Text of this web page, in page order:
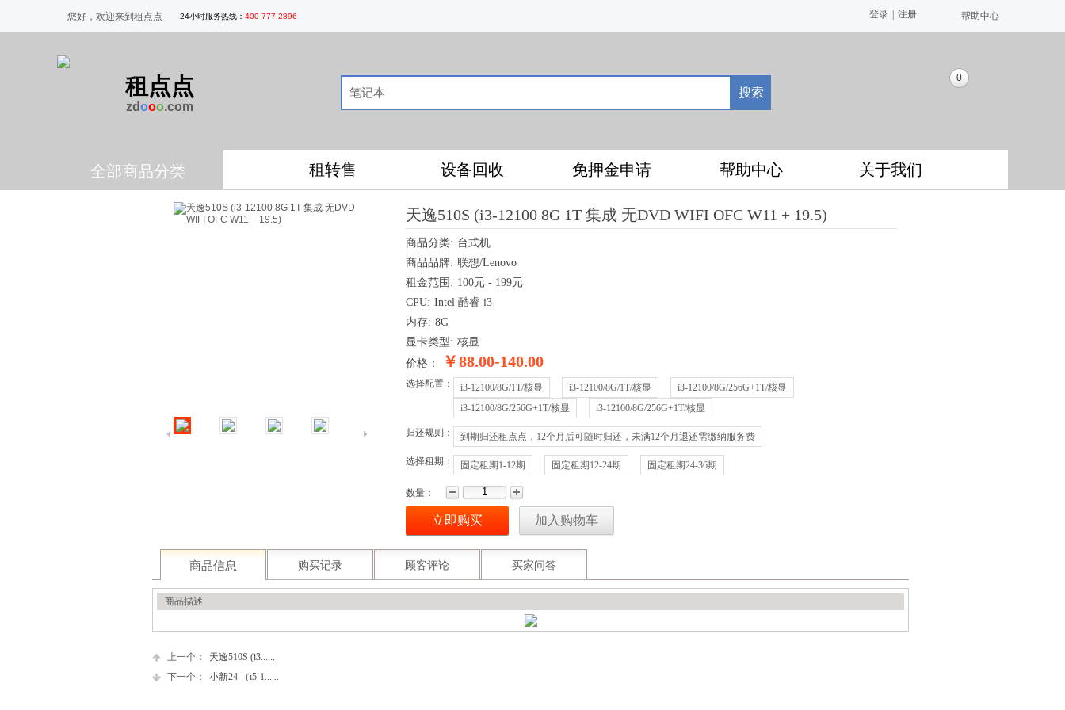
登录 注册
您好，欢迎来到租点点 帮助中心
24小时服务热线 ： 400-777-2896
租点点
zdooo.com
0
搜索
租转售 设备回收 免押金申请 帮助中心 关于我们
全部商品分类
天逸510S (i3-12100 8G 1T 集成 无DVD WIFI OFC W11 + 19.5)
商品分类: 台式机
商品品牌: 联想/Lenovo
租金范围: 100元 - 199元
CPU: Intel 酷睿 i3
内存: 8G
显卡类型: 核显
价格：
￥88.00-140.00
选择配置： i3-12100/8G/1T/核显 i3-12100/8G/1T/核显
i3-12100/8G/256G+1T/核显
i3-12100/8G/256G+1T/核显
i3-12100/8G/256G+1T/核显
归还规则： 到期归还租点点，12个月后可随时归还，未满12个月退还需缴纳服务费
选择租期： 固定租期1-12期 固定租期12-24期 固定租期24-36期
数量：
立即购买 加入购物车
商品信息 购买记录 顾客评论 买家问答
商品描述
上一个：
天逸510S (i3......
下一个：
小新24 （i5-1......